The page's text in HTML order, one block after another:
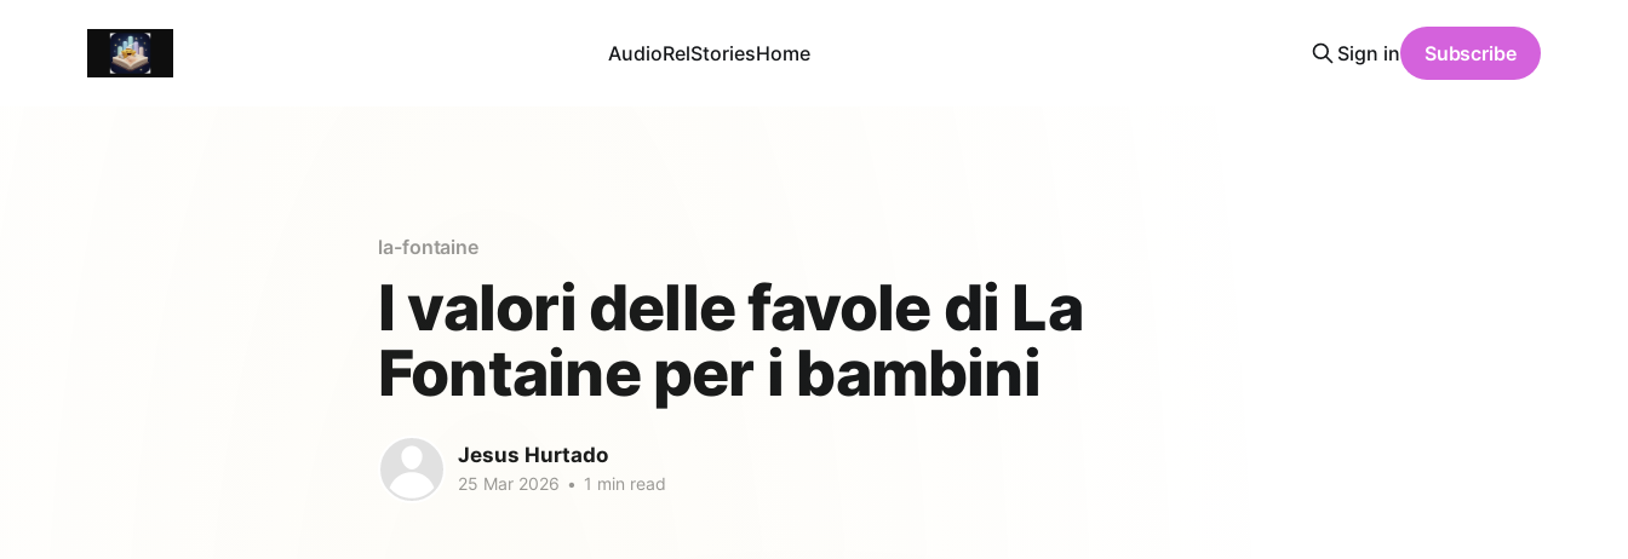
AudioRelStoriesHome Sign in Subscribe
la-fontaine
I valori delle favole di La
Fontaine per i bambini
Jesus Hurtado
25 Mar 2026 • 1 min read